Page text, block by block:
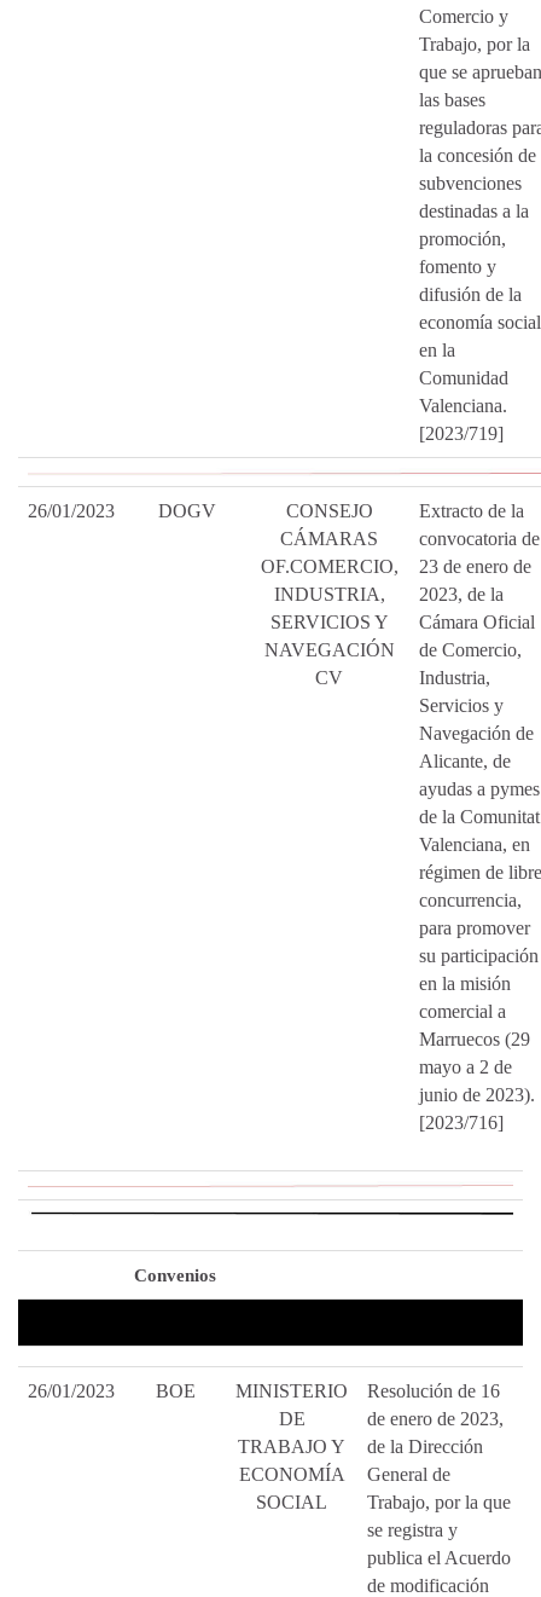
Comercio y
Trabajo, por la
que se aprueban
las bases
reguladoras
la concesión de
subvenciones
destinadas a la
promoción,
fomento y
difusión de la
economía social
en la
Comunidad
Valenciana.
[2023/719]
26/01/2023 DOGV
CONSEJO
CÁMARAS
OF.COMERCIO,
INDUSTRIA,
SERVICIOS Y
NAVEGACIÓN
CV
Extracto de la
convocatoria de
23 de enero de
2023, de la
Cámara Oficial
de Comercio,
Industria,
Servicios y
Navegación de
Alicante, de
ayudas a pymes
de la Comunitat
Valenciana, en
régimen de libre
concurrencia,
para promover
su participación
en la misión
comercial a
Marruecos (29
mayo a 2 de
junio de 2023).
[2023/716]
Convenios
26/01/2023 BOE
MINISTERIO
DE
TRABAJO Y
ECONOMÍA
SOCIAL
Resolución de 16
de enero de 2023,
de la Dirección
General de
Trabajo, por la que
se registra y
publica el Acuerdo
de modificación